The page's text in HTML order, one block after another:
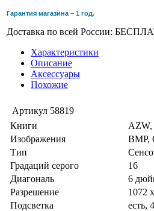
Гарантия магазина – 1 год.
Доставка по всей России:
Характеристики
Описание
Аксессуары
Похожие
Артикул 58819
Книги
Изображения
BMP,
Тип
Градаций серого
16
Диагональ
6
Разрешение
1072
Подсветка
есть,